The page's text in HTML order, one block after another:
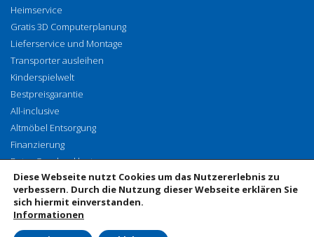
Heimservice
Gratis 3D Computerplanung
Lieferservice und Montage
Transporter ausleihen
Kinderspielwelt
Bestpreisgarantie
All-inclusive
Altmöbel Entsorgung
Finanzierung
Rutar Geschenkkarte
Vorhangenähservice
© 2019 Rutar GmbH & Co KG, EISENKAPPLER STRASSE 10, 9141
Diese Webseite nutzt Cookies um das Nutzererlebnis zu
verbessern. Durch die Nutzung dieser Webseite erklären Sie
sich hiermit einverstanden.
Informationen